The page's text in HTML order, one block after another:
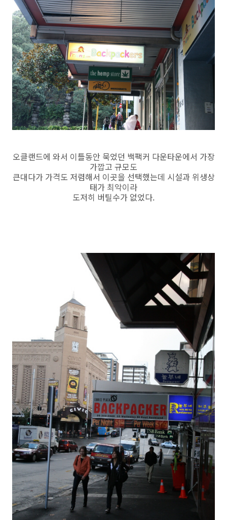
오클랜드에 와서 이틀동안 묵었던 백팩커 다운타운에서 가장
가깝고 규모도
큰대다가 가격도 저렴해서 이곳을 선택했는데 시설과 위생상
태가 최악이라
도저히 버틸수가 없었다.